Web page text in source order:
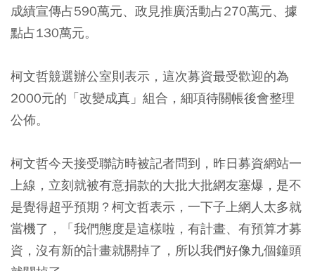
成績宣傳占590萬元、政見推廣活動占270萬元、據
點占130萬元。
柯文哲競選辦公室則表示，這次募資最受歡迎的為
2000元的「改變成真」組合，細項待關帳後會整理
公佈。
柯文哲今天接受聯訪時被記者問到，昨日募資網站一
上線，立刻就被有意捐款的大批大批網友塞爆，是不
是覺得超乎預期？柯文哲表示，一下子上網人太多就
當機了，「我們態度是這樣啦，有計畫、有預算才募
資，沒有新的計畫就關掉了，所以我們好像九個鐘頭